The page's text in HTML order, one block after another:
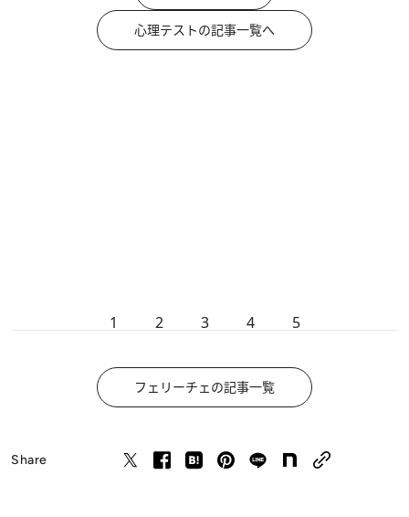
心理テストの記事一覧へ
1 2 3 4 5
フェリーチェの記事一覧
Share